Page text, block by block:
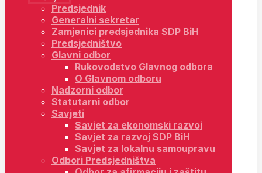
Predsjednik
Generalni sekretar
Zamjenici predsjednika SDP BiH
Predsjedništvo
Glavni odbor
Rukovodstvo Glavnog odbora
O Glavnom odboru
Nadzorni odbor
Statutarni odbor
Savjeti
Savjet za ekonomski razvoj
Savjet za razvoj SDP BiH
Savjet za lokalnu samoupravu
Odbori Predsjedništva